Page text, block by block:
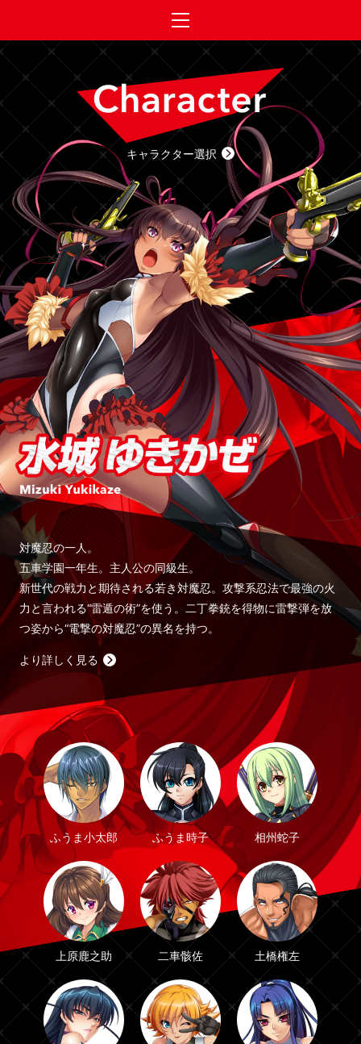
キャラクター選択
対魔忍の一人。
五車学園一年生。主人公の同級生。
新世代の戦力と期待される若き対魔忍。攻撃系忍法で最強の火
力と言われる“雷遁の術”を使う。二丁拳銃を得物に雷撃弾を放
つ姿から“電撃の対魔忍”の異名を持つ。
より詳しく見る
ふうま小太郎 ふうま時子 相州蛇子
上原鹿之助 二車骸佐 土橋権左